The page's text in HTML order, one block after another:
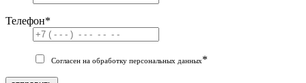
Телефон*
Согласен на обработку персональных данных*